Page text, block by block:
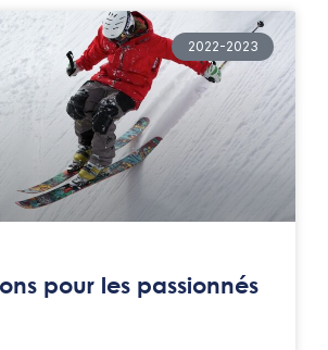
2022-2023
pour les passionnés